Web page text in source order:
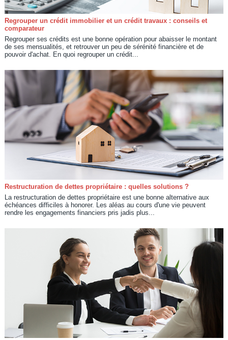
Regrouper un crédit immobilier et un crédit travaux : conseils et
comparateur
Regrouper ses crédits est une bonne opération pour abaisser le montant
de ses mensualités, et retrouver un peu de sérénité financière et de
pouvoir d'achat. En quoi regrouper un crédit...
Restructuration de dettes propriétaire : quelles solutions ?
La restructuration de dettes propriétaire est une bonne alternative aux
échéances difficiles à honorer. Les aléas au cours d'une vie peuvent
rendre les engagements financiers pris jadis plus...